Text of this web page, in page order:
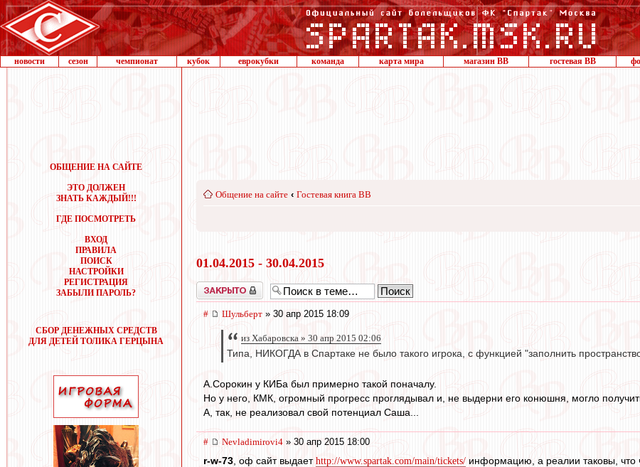
новости сезон чемпионат кубок еврокубки команда карта мира магазин ВВ гостевая ВВ
ОБЩЕНИЕ НА САЙТЕ
ЭТО ДОЛЖЕН
ЗНАТЬ КАЖДЫЙ!!!
ГДЕ ПОСМОТРЕТЬ
ВХОД
ПРАВИЛА
ПОИСК
НАСТРОЙКИ
РЕГИСТРАЦИЯ
ЗАБЫЛИ ПАРОЛЬ?
СБОР ДЕНЕЖНЫХ СРЕДСТВ
ДЛЯ ДЕТЕЙ ТОЛИКА ГЕРЦЫНА
Общение на сайте ‹ Гостевая книга ВВ
01.04.2015 - 30.04.2015
Закрыто
# Шульберт » 30 апр 2015 18:09
из Хабаровска » 30 апр 2015 02:06
Типа, НИКОГДА в Спартаке не было такого игрока, с функцией "заполнить
А.Сорокин у КИБа был примерно такой поначалу.
Но у него, КМК, огромный прогресс проглядывал и, не выдерни его конюшня, могло
А, так, не реализовал свой потенциал Саша...
# Nevladimirovi4 » 30 апр 2015 18:00
r-w-73 , оф сайт выдает http://www.spartak.com/main/tickets/ информацию, а реалии таковы,